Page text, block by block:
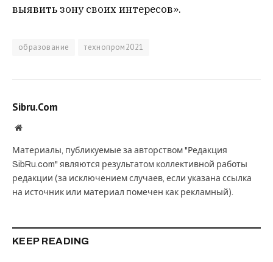
выявить зону своих интересов».
образование технопром2021
Sibru.Com
Website
Материалы, публикуемые за авторством "Редакция
SibRu.com" являются результатом коллективной работы
редакции (за исключением случаев, если указана ссылка
на источник или материал помечен как рекламный).
KEEP READING